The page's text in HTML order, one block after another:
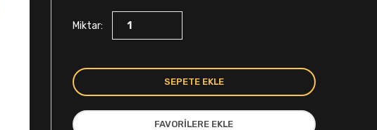
Miktar:
SEPETE EKLE
FAVORILERE EKLE